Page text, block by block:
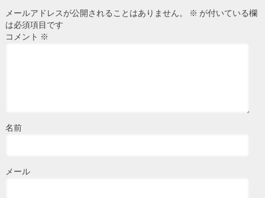
メールアドレスが公開されることはありません。 ※ が付いている欄
は必須項目です
コメント ※
名前
メール